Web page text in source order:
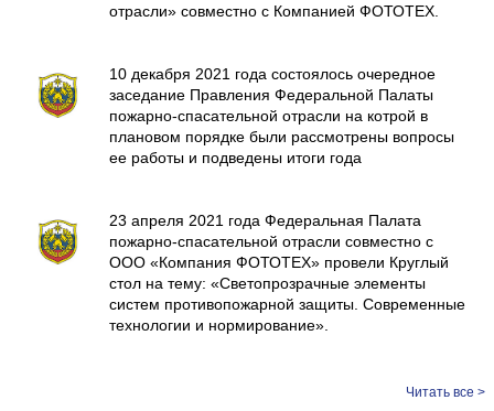
отрасли» совместно с Компанией ФОТОТЕХ.
10 декабря 2021 года состоялось очередное
заседание Правления Федеральной Палаты
пожарно-спасательной отрасли на котрой в
плановом порядке были рассмотрены вопросы
ее работы и подведены итоги года
23 апреля 2021 года Федеральная Палата
пожарно-спасательной отрасли совместно с
ООО «Компания ФОТОТЕХ» провели Круглый
стол на тему: «Светопрозрачные элементы
систем противопожарной защиты. Современные
технологии и нормирование».
Читать все >